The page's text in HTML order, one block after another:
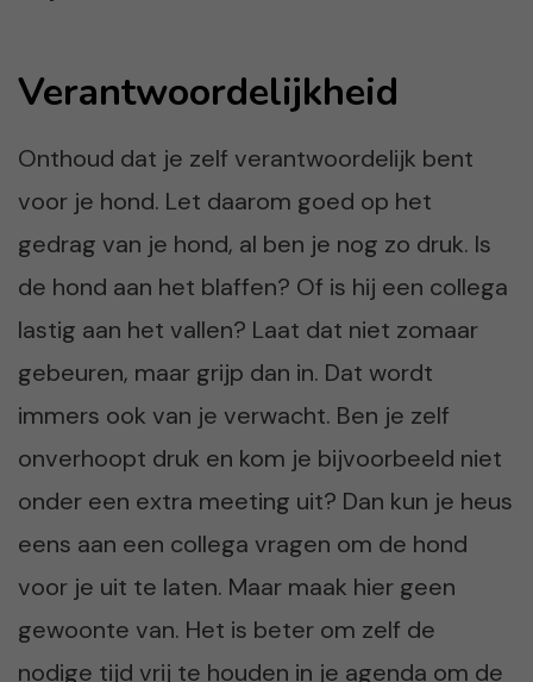
Verantwoordelijkheid
Onthoud dat je zelf verantwoordelijk bent
voor je hond. Let daarom goed op het
gedrag van je hond, al ben je nog zo druk. Is
de hond aan het blaffen? Of is hij een collega
lastig aan het vallen? Laat dat niet zomaar
gebeuren, maar grijp dan in. Dat wordt
immers ook van je verwacht. Ben je zelf
onverhoopt druk en kom je bijvoorbeeld niet
onder een extra meeting uit? Dan kun je heus
eens aan een collega vragen om de hond
voor je uit te laten. Maar maak hier geen
gewoonte van. Het is beter om zelf de
nodige tijd vrij te houden in je agenda om de